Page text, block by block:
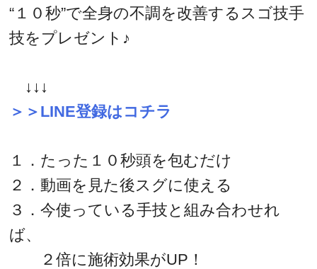
“１０秒”で全身の不調を改善するスゴ技手
技をプレゼント♪
↓↓↓
＞＞LINE登録はコチラ
１．たった１０秒頭を包むだけ
２．動画を見た後スグに使える
３．今使っている手技と組み合わせれ
ば、
２倍に施術効果がUP！